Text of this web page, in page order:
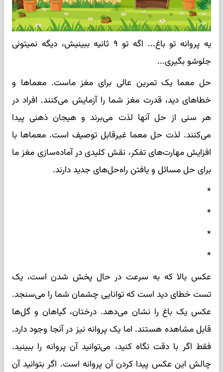
یه پروانه تو باغ... اگه تو ۹ ثانیه ببینیش، دیگه نمیتونی
جلوشو بگیری...
حل معما یک تمرین عالی برای مغز ماست. معماها و
خطاهای دید، قدرت مغز شما را آزمایش می‌کنند. افراد در
هر سنی از حل آنها لذت می‌برند و هیجان ذهنی پیدا
می‌کنند. لذت حل معما غیرقابل توصیف است. معماها با
افزایش مهارت‌های تفکر، نقش کلیدی در آماده‌سازی مغز ما
برای حل مسائل و یافتن راه‌حل‌های جدید دارند.
*
*
*
*
عکس بالا که به سرعت در حال پخش شدن است، یک
تست خطای دید است که توانایی چشمان شما را می‌سنجد.
عکس یک باغ را نشان می‌دهد. درختان، گیاهان و گل‌ها
قابل مشاهده هستند. اما یک پروانه نیز در آنجا وجود دارد.
فقط اگر با دقت نگاه کنید، می‌توانید آن پروانه را ببینید.
چالش این عکس پیدا کردن آن پروانه است. اگر بتوانید آن